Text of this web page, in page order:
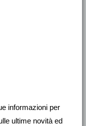
informazioni per
ultime novità ed